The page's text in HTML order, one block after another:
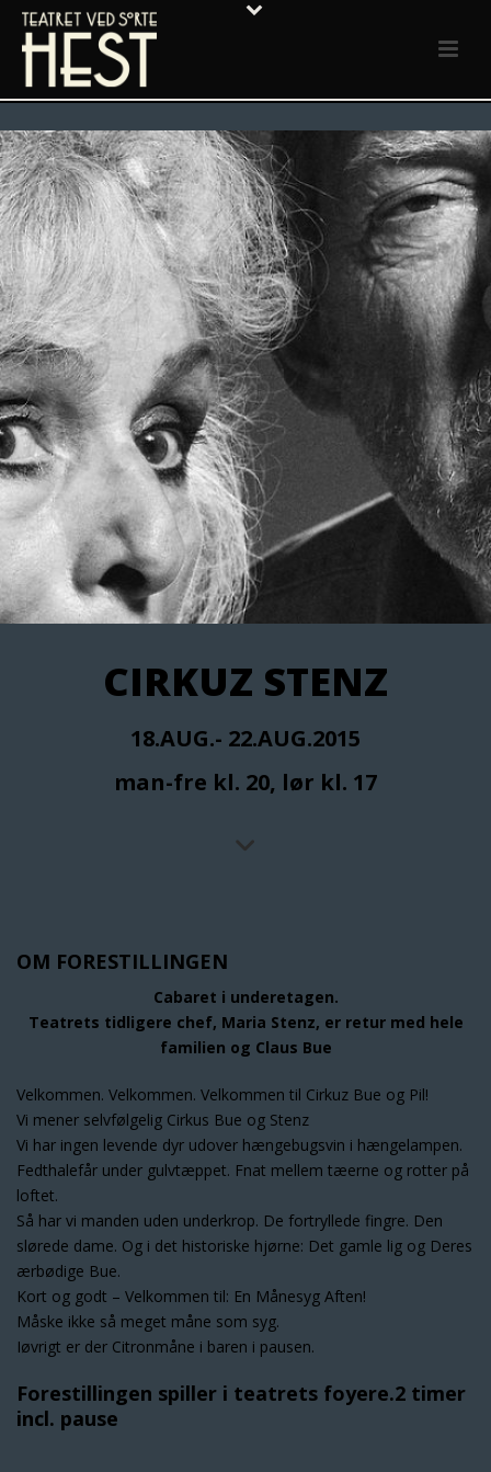
CIRKUZ STENZ
18.AUG.- 22.AUG.2015
man-fre kl. 20, lør kl. 17
OM FORESTILLINGEN
Cabaret i underetagen.
Teatrets tidligere chef, Maria Stenz, er retur med hele
familien og Claus Bue
Velkommen. Velkommen. Velkommen til Cirkuz Bue og Pil!
Vi mener selvfølgelig Cirkus Bue og Stenz
Vi har ingen levende dyr udover hængebugsvin i hængelampen.
Fedthalefår under gulvtæppet. Fnat mellem tæerne og rotter på
loftet.
Så har vi manden uden underkrop. De fortryllede fingre. Den
slørede dame. Og i det historiske hjørne: Det gamle lig og Deres
ærbødige Bue.
Kort og godt – Velkommen til: En Månesyg Aften!
Måske ikke så meget måne som syg.
Iøvrigt er der Citronmåne i baren i pausen.
Forestillingen spiller i teatrets foyere.2 timer
incl. pause